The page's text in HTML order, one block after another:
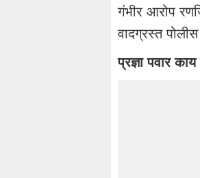
गंभीर आरोप
वादग्रस्त
प्रज्ञा पवार काय